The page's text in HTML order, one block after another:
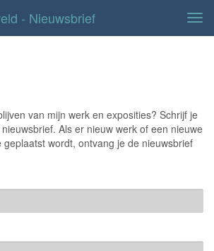
- Nieuwsbrief
van mijn werk en exposities? Schrijf je
Als er nieuw werk of een nieuwe
geplaatst wordt, ontvang je de nieuwsbrief